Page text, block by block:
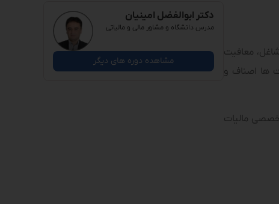
معافیت
ها اصناف و
مالیات
دکتر ابوالفضل امینیان
مدرس دانشگاه و مشاور مالی و مالیاتی
مشاهده دوره های دیگر